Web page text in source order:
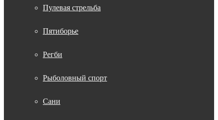
Пулевая стрельба
Пятиборье
Регби
Рыболовный спорт
Сани